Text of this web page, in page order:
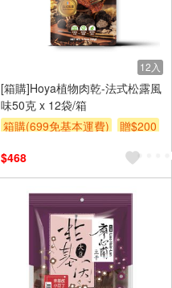
12入
[箱購]Hoya植物肉乾-法式松露風
味50克 x 12袋/箱
箱購(699免基本運費)
贈$200
$468